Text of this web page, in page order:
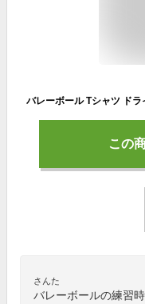
この
さんた
バレーボールの練習